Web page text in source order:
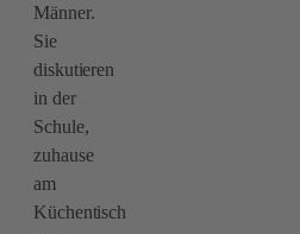
Männer.
Sie
diskutieren
in der
Schule,
zuhause
am
Küchentisch